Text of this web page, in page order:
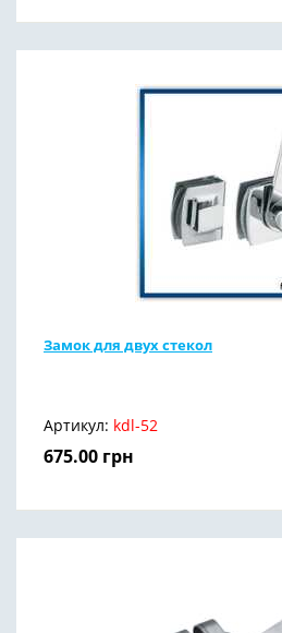
Замок для двух стекол
Артикул: kdl-52
675.00 грн